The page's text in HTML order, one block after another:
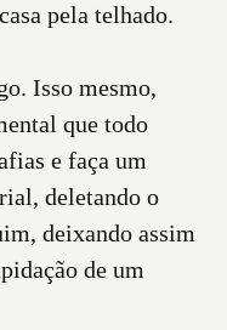
pela telhado.
Isso mesmo,
que todo
e faça um
deletando o
deixando assim
de um